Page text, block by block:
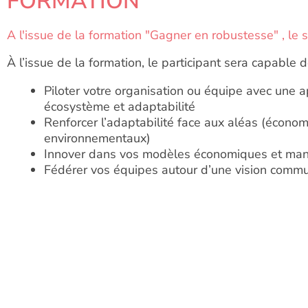
A l'issue de la formation "Gagner en robustesse" , le
À l’issue de la formation, le participant sera capable
Piloter votre organisation ou équipe avec une
écosystème et adaptabilité
Renforcer l’adaptabilité face aux aléas
environnementaux)
Innover dans vos modèles économiques et
Fédérer vos équipes autour d’une vision